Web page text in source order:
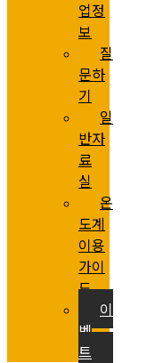
업정
보
질
문하
기
일
반자
료
실
온
도계
이용
가이
드
이
벤
트